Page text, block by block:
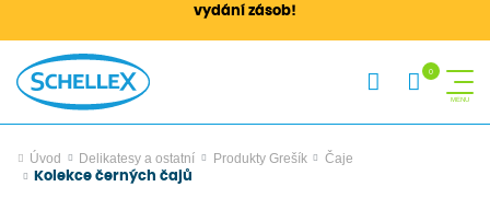
vydání zásob!
Úvod Delikatesy a ostatní Produkty Grešík Čaje
Kolekce černých čajů